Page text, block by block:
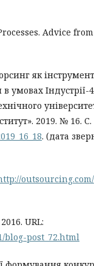
Advice
як інструмент
умовах Індустрії-
2019. № 16. С.
. (дата
outsourcing.com/
URL:
blog-post_72.html